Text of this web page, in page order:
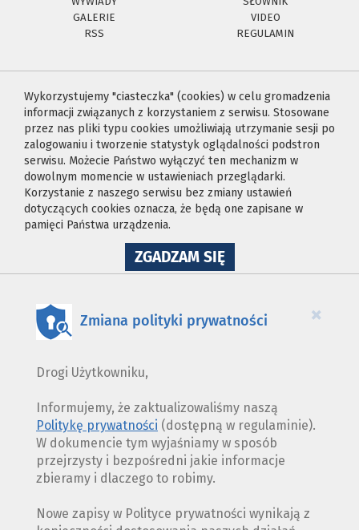
GALERIE
VIDEO
RSS
REGULAMIN
Wykorzystujemy "ciasteczka" (cookies) w celu gromadzenia
informacji związanych z korzystaniem z serwisu. Stosowane
przez nas pliki typu cookies umożliwiają utrzymanie sesji po
zalogowaniu i tworzenie statystyk oglądalności podstron
serwisu. Możecie Państwo wyłączyć ten mechanizm w
dowolnym momencie w ustawieniach przeglądarki.
Korzystanie z naszego serwisu bez zmiany ustawień
dotyczących cookies oznacza, że będą one zapisane w
pamięci Państwa urządzenia.
ZGADZAM SIĘNA
WYKORZYSTANIE
×
Zmiana polityki prywatności
Drogi Użytkowniku,
Informujemy, że zaktualizowaliśmy naszą
Politykę prywatności (dostępną w regulaminie).
W dokumencie tym wyjaśniamy w sposób
przejrzysty i bezpośredni jakie informacje
zbieramy i dlaczego to robimy.
Nowe zapisy w Polityce prywatności wynikają z